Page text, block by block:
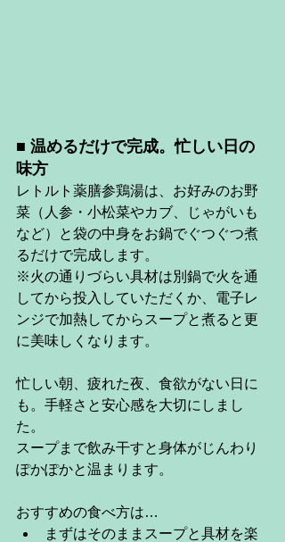
■ 温めるだけで完成。忙しい日の
味方
レトルト薬膳参鶏湯は、お好みのお野
菜（人参・小松菜やカブ、じゃがいも
など）と袋の中身をお鍋でぐつぐつ煮
るだけで完成します。
※火の通りづらい具材は別鍋で火を通
してから投入していただくか、電子レ
ンジで加熱してからスープと煮ると更
に美味しくなります。
忙しい朝、疲れた夜、食欲がない日に
も。手軽さと安心感を大切にしまし
た。
スープまで飲み干すと身体がじんわり
ぽかぽかと温まります。
おすすめの食べ方は…
まずはそのままスープと具材を楽